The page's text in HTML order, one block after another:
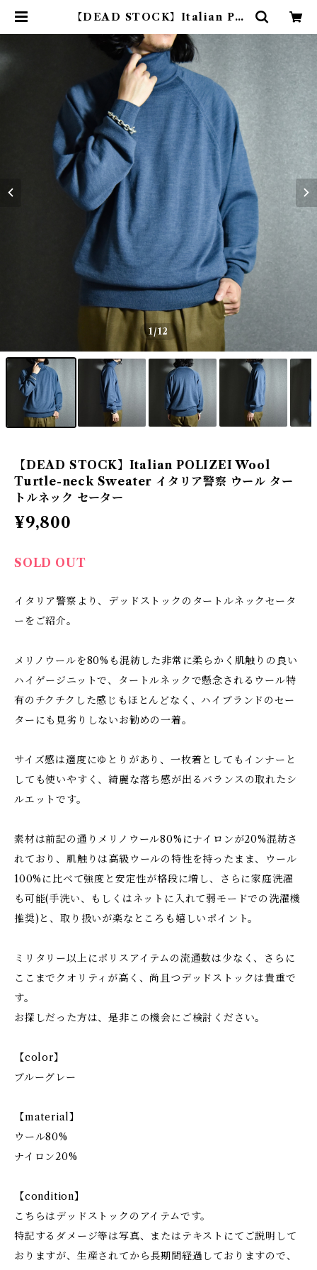
【DEAD STOCK】Italian PO
eater イタリア警察 ウール タート
ルネック セーター | mark & coll
ars (マークアンドカラーズ)
1/12
【DEAD STOCK】Italian POLIZEI Wool
Turtle-neck Sweater イタリア警察 ウール ター
トルネック セーター
¥9,800
SOLD OUT
イタリア警察より、デッドストックのタートルネックセータ
ーをご紹介。
メリノウールを80%も混紡した非常に柔らかく肌触りの良い
ハイゲージニットで、タートルネックで懸念されるウール特
有のチクチクした感じもほとんどなく、ハイブランドのセー
ターにも見劣りしないお勧めの一着。
サイズ感は適度にゆとりがあり、一枚着としてもインナーと
しても使いやすく、綺麗な落ち感が出るバランスの取れたシ
ルエットです。
素材は前記の通りメリノウール80%にナイロンが20%混紡さ
れており、肌触りは高級ウールの特性を持ったまま、ウール
100%に比べて強度と安定性が格段に増し、さらに家庭洗濯
も可能(手洗い、もしくはネットに入れて弱モードでの洗濯機
推奨)と、取り扱いが楽なところも嬉しいポイント。
ミリタリー以上にポリスアイテムの流通数は少なく、さらに
ここまでクオリティが高く、尚且つデッドストックは貴重で
す。
お探しだった方は、是非この機会にご検討ください。
【color】
ブルーグレー
【material】
ウール80%
ナイロン20%
【condition】
こちらはデッドストックのアイテムです。
特記するダメージ等は写真、またはテキストにてご説明して
おりますが、生産されてから長期間経過しておりますので、